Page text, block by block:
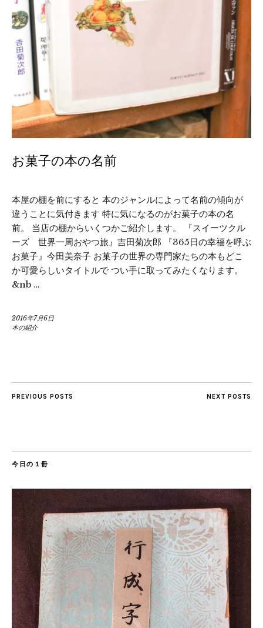
お菓子の本の名前
本屋の棚を前にすると 本のジャンルによって名前の傾向が
違うことに気付きます 特に気になるのがお菓子の本の名
前。 当店の棚からいくつかご紹介します。 『スイーツクル
ーズ 世界一周おやつ旅』吉田菊次郎 『365日の幸福を呼ぶ
お菓子』今田美奈子 お菓子の世界の専門家たちの本もどこ
か可愛らしいタイトルで つい手に取ってみたくなります。
&nb …
2016年7月6日
本の紹介
PREVIOUS POSTS NEXT POSTS
今日の１冊